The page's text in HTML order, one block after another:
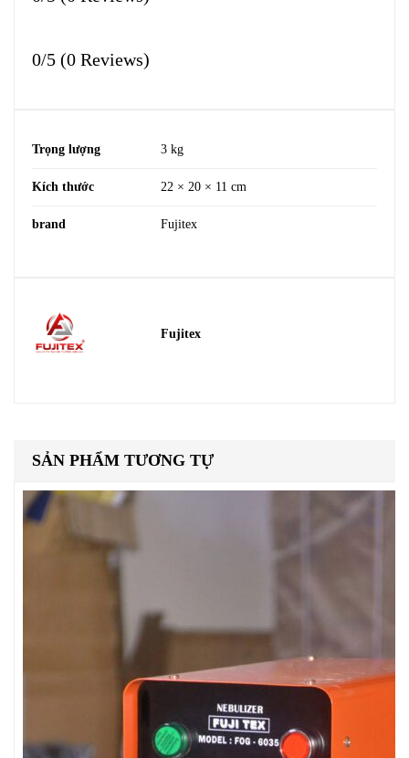
0/5 (0 Reviews)
Trọng lượng 3 kg
Kích thước 22 × 20 × 11 cm
brand Fujitex
Fujitex
SẢN PHẨM TƯƠNG TỰ